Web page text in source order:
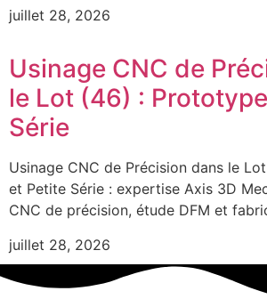
juillet 28, 2026
Usinage CNC de
le Lot (46) :
Série
Usinage CNC de Précision dans le
et Petite Série : expertise Axis 3D
CNC de précision, étude DFM et
juillet 28, 2026